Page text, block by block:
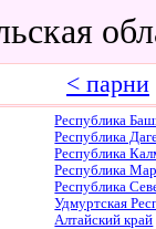
< парни
Республика
Республика
Республика
Республика
Республика
Удмуртская
Алтайский край